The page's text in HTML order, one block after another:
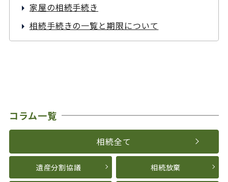
家屋の相続手続き
相続手続きの一覧と期限について
コラム一覧
相続全て
遺産分割協議 相続放棄